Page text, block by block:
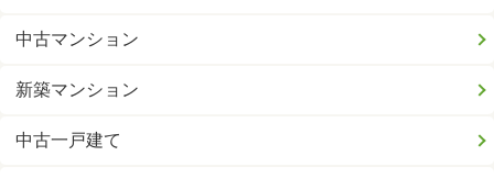
中古マンション
新築マンション
中古一戸建て